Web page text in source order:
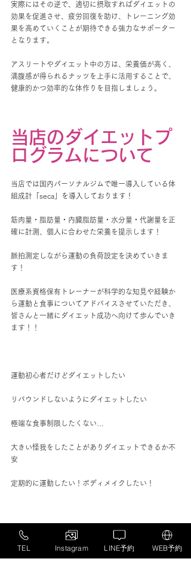
実際にはその逆で、適切に摂取すればダイエットの
効果を促進させ、疲労回復を助け、トレーニング効
果を高めていくことが期待できる強力なサポーター
となります。
アスリートやダイエット中の方は、栄養価が高く、
満腹感が得られるナッツを上手に活用することで、
健康的かつ効率的な体作りを目指しましょう。
当店のダイエットプ
ログラムについて
当店では国内パーソナルジムで唯一導入している体
組成計「seca」を導入しております！
筋肉量・脂肪量・内臓脂肪量・水分量・代謝量を正
確に計測、個人に合わせた栄養を提示します！
脈拍測定しながら運動の負荷設定を決めていきま
す！
医療系資格保有トレーナーが科学的な知見や経験か
ら運動と食事についてアドバイスさせていただき、
皆さんと一緒にダイエット成功へ向けて歩んでいき
ます！！
運動初心者だけどダイエットしたい
リバウンドしないようにダイエットしたい
極端な食事制限したくない…
大きい怪我をしたことがありダイエットできるか不
安
定期的に運動したい！ボディメイクしたい！
このような悩みや要望のある方は当店をご利用くだ
TEL Instagram LINE予約 WEB予約